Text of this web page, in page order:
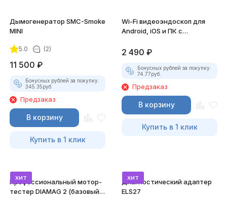
Дымогенератор SMC-Smoke
MINI
5.0 (2)
11 500 ₽
Бонусных рублей за покупку:
345.35руб.
Предзаказ
В корзину
Купить в 1 клик
Wi-Fi видеоэндоскоп для
Android, iOS и ПК с
2 490 ₽
Бонусных рублей за покупку:
74.77руб.
Предзаказ
В корзину
Купить в 1 клик
хит
Профессиональный мотор-
тестер DIAMAG 2 (базовый
хит
Диагностический адаптер
ELS27